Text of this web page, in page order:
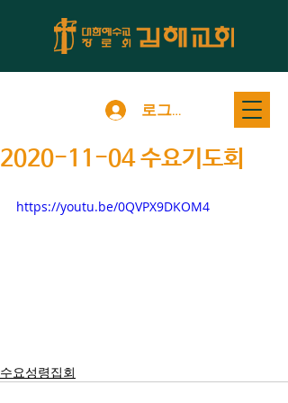
로그인
2020-11-04 수요기도회
https://youtu.be/0QVPX9DKOM4
수요성령집회